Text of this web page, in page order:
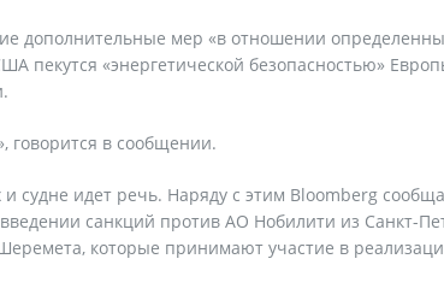
дополнительные мер «в отношении
пекутся «энергетической безопасностью»
говорится в сообщении.
судне идет речь. Наряду с этим Bloomberg
санкций против АО Нобилити из Санкт-
которые принимают участие в